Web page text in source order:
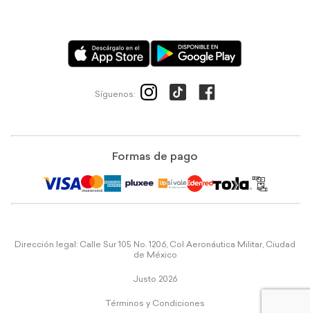
Síguenos:
Formas de pago
Dirección legal: Calle Sur 105 No. 1206, Col Aeronáutica Militar, Ciudad
de México
Justo 2026
Términos y Condiciones